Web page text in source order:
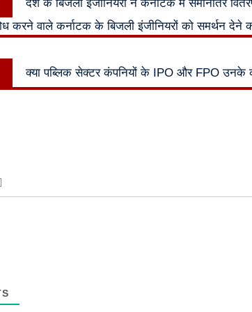
post:
देश के बिजली इंजीनियरों ने कर्नाटक में समानांतर
करने वाले कर्नाटक के बिजली इंजीनियरों को समर्थन देने
post:
क्या पब्लिक सेक्टर कंपनियों के IPO और FPO उनके